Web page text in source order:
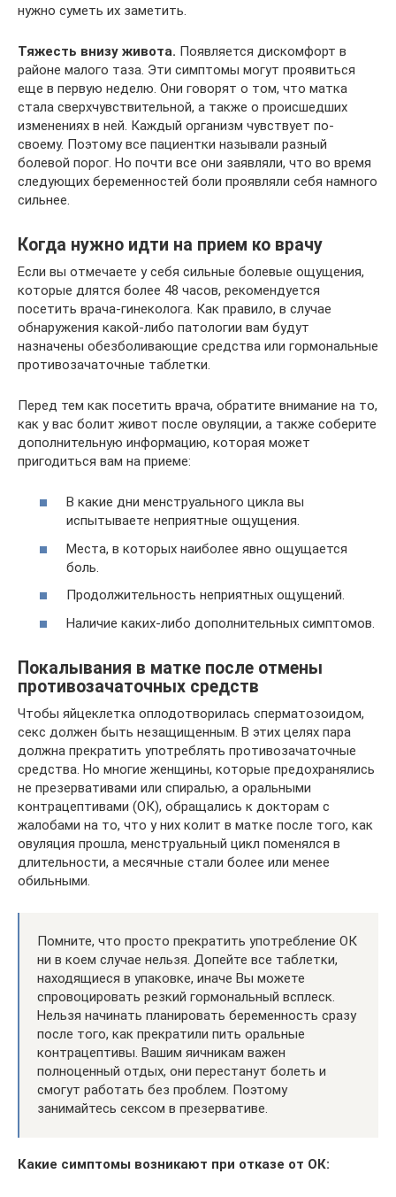
нужно суметь их заметить.
Тяжесть внизу живота. Появляется дискомфорт в
районе малого таза. Эти симптомы могут проявиться
еще в первую неделю. Они говорят о том, что матка
стала сверхчувствительной, а также о происшедших
изменениях в ней. Каждый организм чувствует по-
своему. Поэтому все пациентки называли разный
болевой порог. Но почти все они заявляли, что во время
следующих беременностей боли проявляли себя намного
сильнее.
Когда нужно идти на прием ко врачу
Если вы отмечаете у себя сильные болевые ощущения,
которые длятся более 48 часов, рекомендуется
посетить врача-гинеколога. Как правило, в случае
обнаружения какой-либо патологии вам будут
назначены обезболивающие средства или гормональные
противозачаточные таблетки.
Перед тем как посетить врача, обратите внимание на то,
как у вас болит живот после овуляции, а также соберите
дополнительную информацию, которая может
пригодиться вам на приеме:
В какие дни менструального цикла вы
испытываете неприятные ощущения.
Места, в которых наиболее явно ощущается
боль.
Продолжительность неприятных ощущений.
Наличие каких-либо дополнительных симптомов.
Покалывания в матке после отмены
противозачаточных средств
Чтобы яйцеклетка оплодотворилась сперматозоидом,
секс должен быть незащищенным. В этих целях пара
должна прекратить употреблять противозачаточные
средства. Но многие женщины, которые предохранялись
не презервативами или спиралью, а оральными
контрацептивами (ОК), обращались к докторам с
жалобами на то, что у них колит в матке после того, как
овуляция прошла, менструальный цикл поменялся в
длительности, а месячные стали более или менее
обильными.
Помните, что просто прекратить употребление ОК
ни в коем случае нельзя. Допейте все таблетки,
находящиеся в упаковке, иначе Вы можете
спровоцировать резкий гормональный всплеск.
Нельзя начинать планировать беременность сразу
после того, как прекратили пить оральные
контрацептивы. Вашим яичникам важен
полноценный отдых, они перестанут болеть и
смогут работать без проблем. Поэтому
занимайтесь сексом в презервативе.
Какие симптомы возникают при отказе от ОК: